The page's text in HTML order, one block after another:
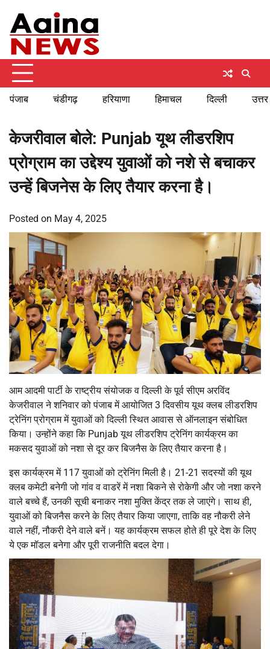
content
पंजाब चंडीगढ़ हरियाणा हिमाचल दिल्ली
केजरीवाल बोले: Punjab यूथ लीडरशिप
प्रोग्राम का उद्देश्य युवाओं को नशे से बचाकर
उन्हें बिजनेस के लिए तैयार करना है।
Posted on May 4, 2025
आम आदमी पार्टी के राष्ट्रीय संयोजक व दिल्ली के पूर्व सीएम अरविंद
केजरीवाल ने शनिवार को पंजाब में आयोजित 3 दिवसीय यूथ क्लब लीडरशिप
ट्रेनिंग प्रोग्राम में युवाओं को दिल्ली स्थित आवास से ऑनलाइन संबोधित
किया। उन्होंने कहा कि Punjab यूथ लीडरशिप ट्रेनिंग कार्यक्रम का
मकसद युवाओं को नशा से दूर कर बिजनैस के लिए तैयार करना है।
इस कार्यक्रम में 117 युवाओं को ट्रेनिंग मिली है। 21-21 सदस्यों की यूथ
क्लब कमेटी बनेगी जो गांव व वाडरें में नशा बिकने से रोकेगी और जो नशा करने
वाले बच्चे हैं, उनकी सूची बनाकर नशा मुक्ति केंद्र तक ले जाएंगे। साथ ही,
युवाओं को बिजनैस करने के लिए तैयार किया जाएगा, ताकि वह नौकरी लेने
वाले नहीं, नौकरी देने वाले बनें। यह कार्यक्रम सफल होते ही पूरे देश के लिए
ये एक मॉडल बनेगा और पूरी राजनीति बदल देगा।